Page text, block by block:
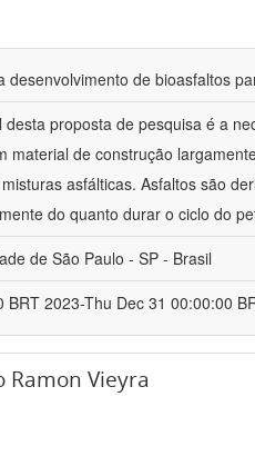
desenvolvimento de bioasfaltos
desta proposta de pesquisa é a
material de construção
asfálticas. Asfaltos são
do quanto durar o ciclo do
de São Paulo - SP - Brasil
BRT 2023-Thu Dec 31 00:00:00
Ramon Vieyra